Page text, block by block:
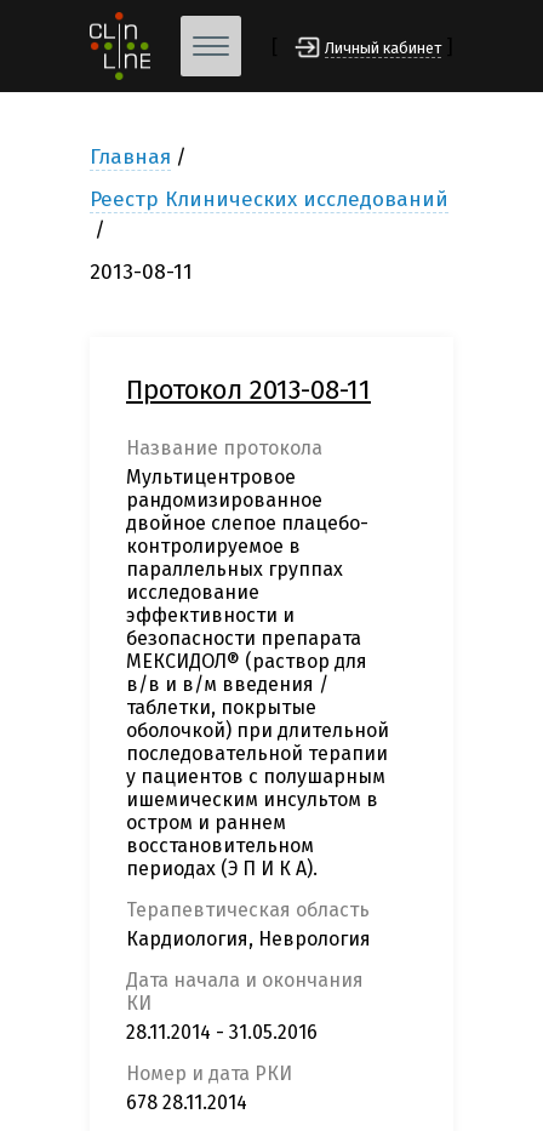
Личный кабинет
Главная
Реестр Клинических исследований
2013-08-11
Протокол 2013-08-11
Название протокола
Мультицентровое
рандомизированное
двойное слепое плацебо-
контролируемое в
параллельных группах
исследование
эффективности и
безопасности препарата
МЕКСИДОЛ® (раствор для
в/в и в/м введения /
таблетки, покрытые
оболочкой) при длительной
последовательной терапии
у пациентов с полушарным
ишемическим инсультом в
остром и раннем
восстановительном
периодах (Э П И К А).
Терапевтическая область
Кардиология, Неврология
Дата начала и окончания
КИ
28.11.2014 - 31.05.2016
Номер и дата РКИ
678 28.11.2014